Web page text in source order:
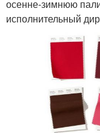
осенне-зимнюю
исполнительный